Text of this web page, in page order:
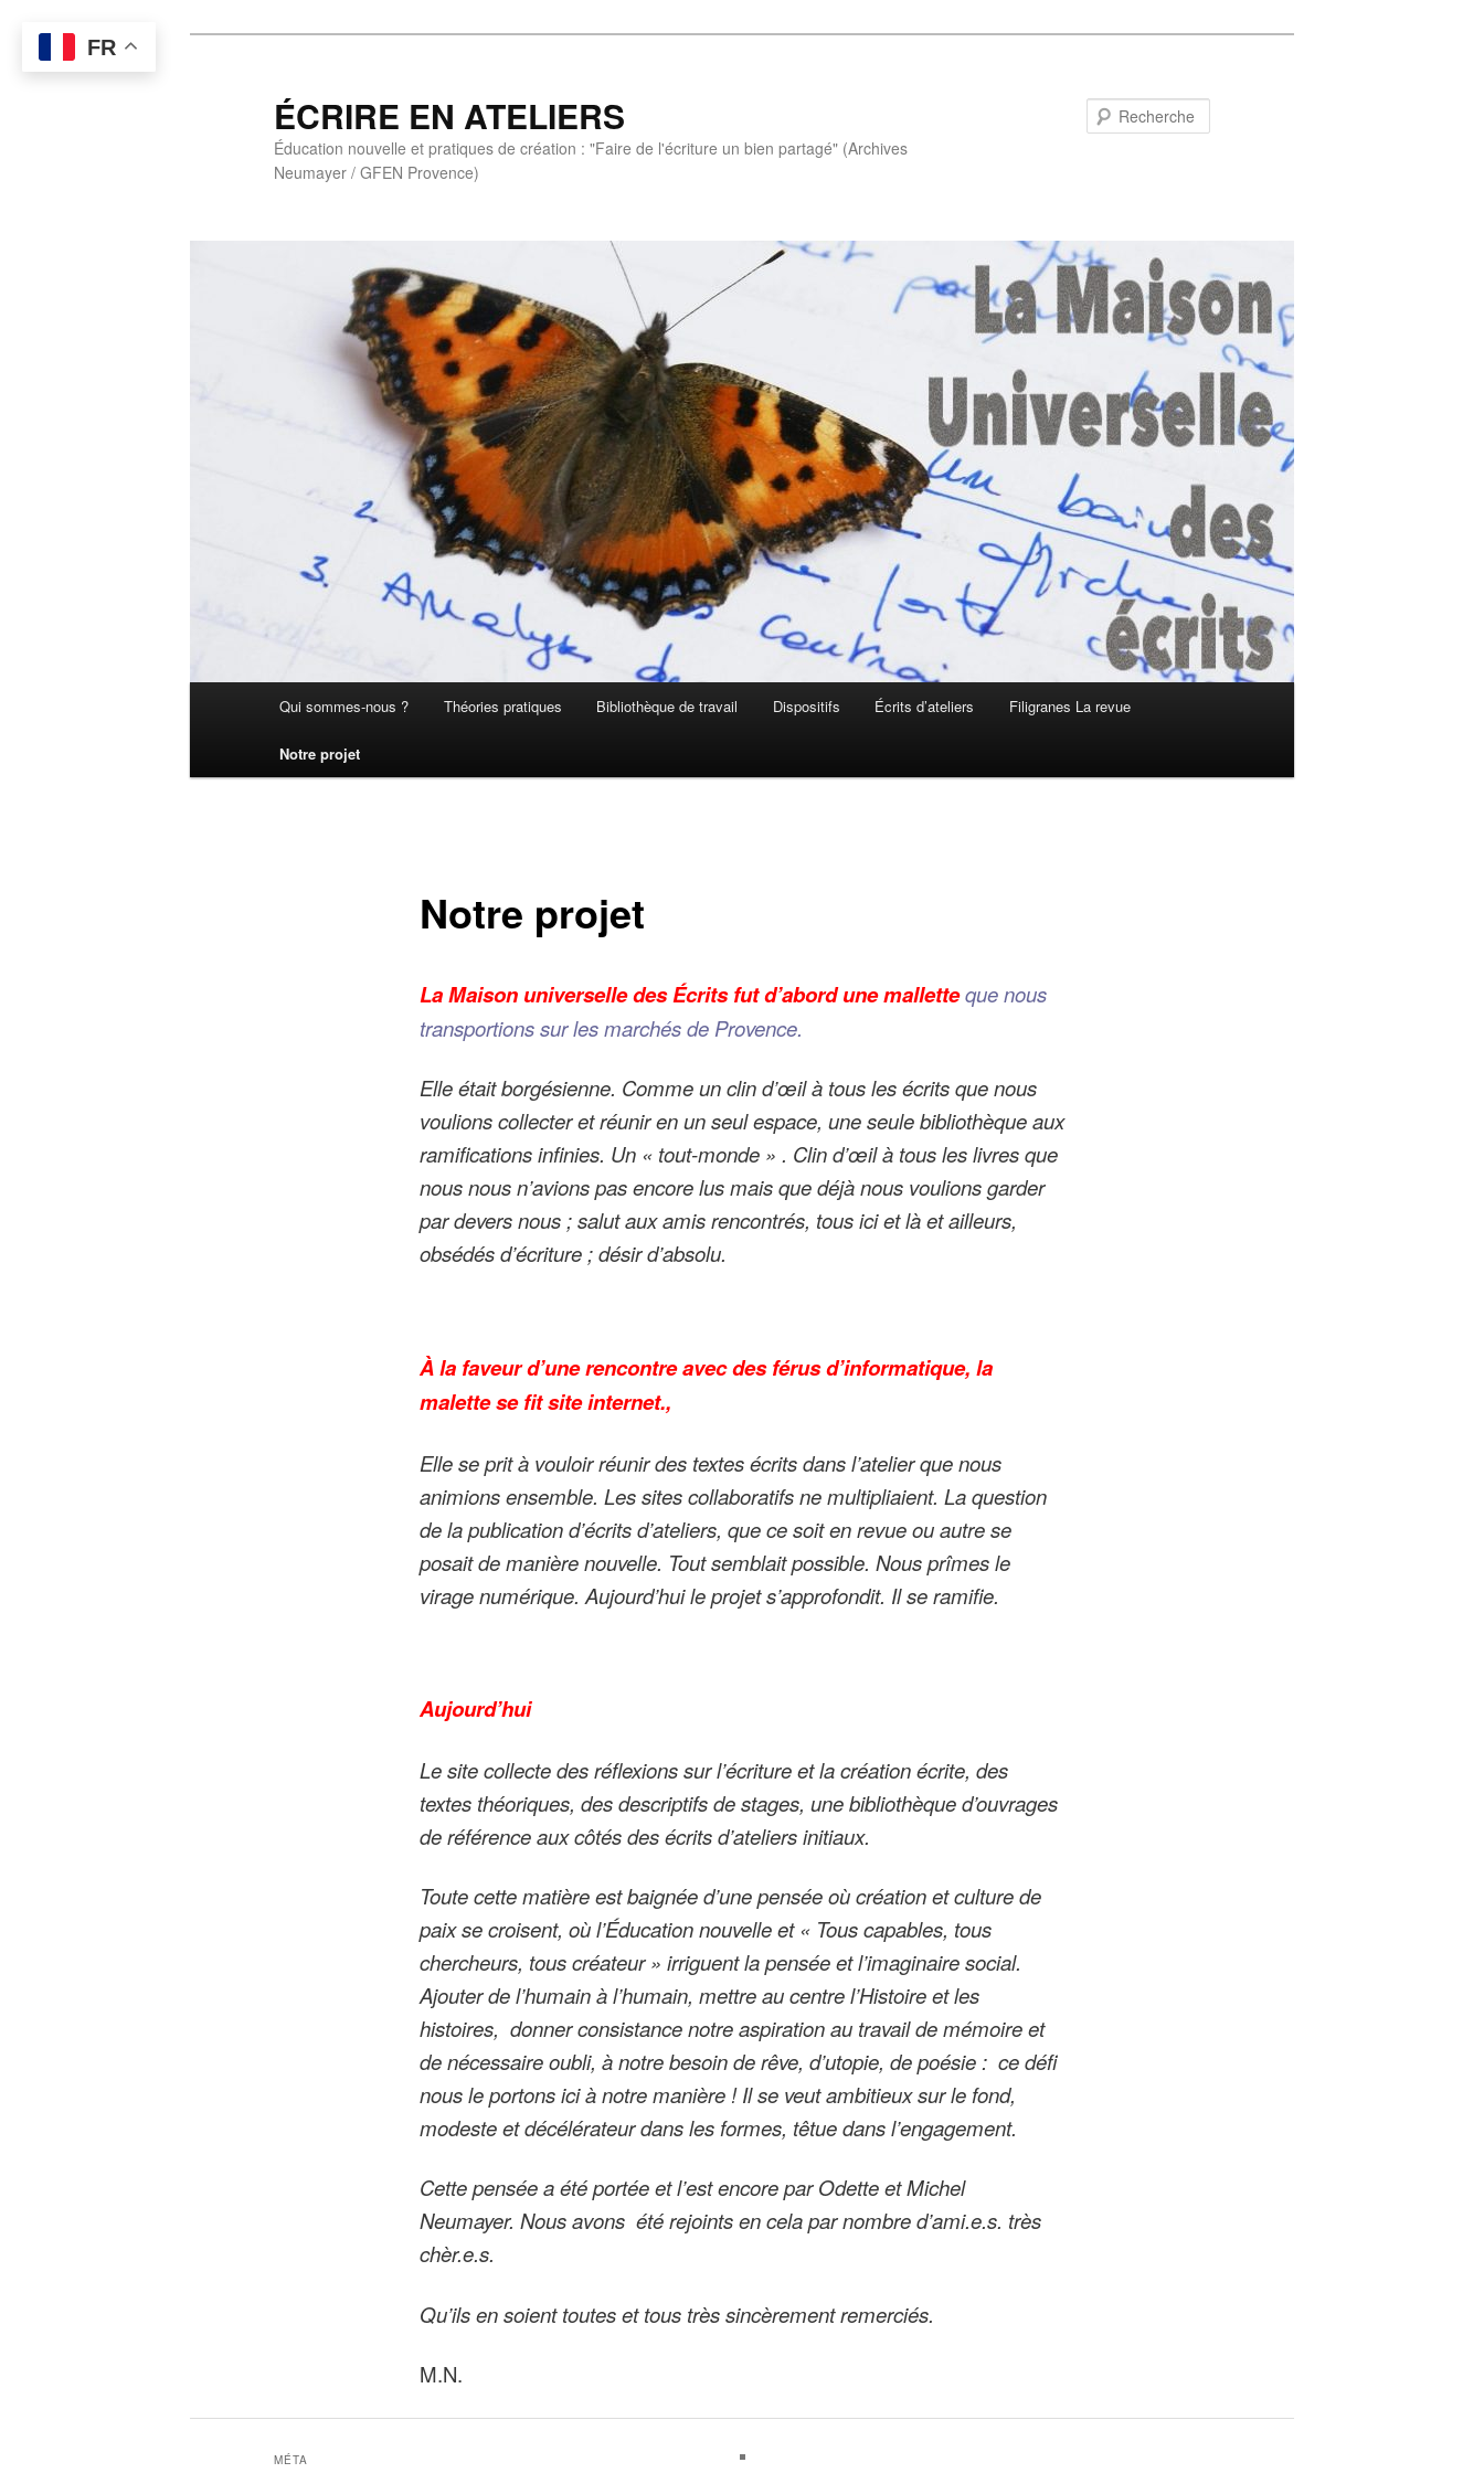
ÉCRIRE EN ATELIERS
Éducation nouvelle et pratiques de création : "Faire de l'écriture un bien partagé" (Archives
Neumayer / GFEN Provence)
Qui sommes-nous ? Théories pratiques Bibliothèque de travail Dispositifs Écrits d’ateliers Filigranes La revue
Notre projet
Notre projet
La Maison universelle des Écrits fut d’abord une malletteque nous
transportions sur les marchés de Provence.
Elle était borgésienne. Comme un clin d’œil à tous les écrits que nous
voulions collecter et réunir en un seul espace, une seule bibliothèque aux
ramifications infinies. Un « tout-monde » . Clin d’œil à tous les livres que
nous nous n’avions pas encore lus mais que déjà nous voulions garder
par devers nous ; salut aux amis rencontrés, tous ici et là et ailleurs,
obsédés d’écriture ; désir d’absolu.
À la faveur d’une rencontre avec des férus d’informatique, la
malette se fit site internet.,
Elle se prit à vouloir réunir des textes écrits dans l’atelier que nous
animions ensemble. Les sites collaboratifs ne multipliaient. La question
de la publication d’écrits d’ateliers, que ce soit en revue ou autre se
posait de manière nouvelle. Tout semblait possible. Nous prîmes le
virage numérique. Aujourd’hui le projet s’approfondit. Il se ramifie.
Aujourd’hui
Le site collecte des réflexions sur l’écriture et la création écrite, des
textes théoriques, des descriptifs de stages, une bibliothèque d’ouvrages
de référence aux côtés des écrits d’ateliers initiaux.
Toute cette matière est baignée d’une pensée où création et culture de
paix se croisent, où l’Éducation nouvelle et « Tous capables, tous
chercheurs, tous créateur » irriguent la pensée et l’imaginaire social.
Ajouter de l’humain à l’humain, mettre au centre l’Histoire et les
histoires, donner consistance notre aspiration au travail de mémoire et
de nécessaire oubli, à notre besoin de rêve, d’utopie, de poésie : ce défi
nous le portons ici à notre manière ! Il se veut ambitieux sur le fond,
modeste et décélérateur dans les formes, têtue dans l’engagement.
Cette pensée a été portée et l’est encore par Odette et Michel
Neumayer. Nous avons été rejoints en cela par nombre d’ami.e.s. très
chèr.e.s.
Qu’ils en soient toutes et tous très sincèrement remerciés.
M.N.
MÉTA
FR